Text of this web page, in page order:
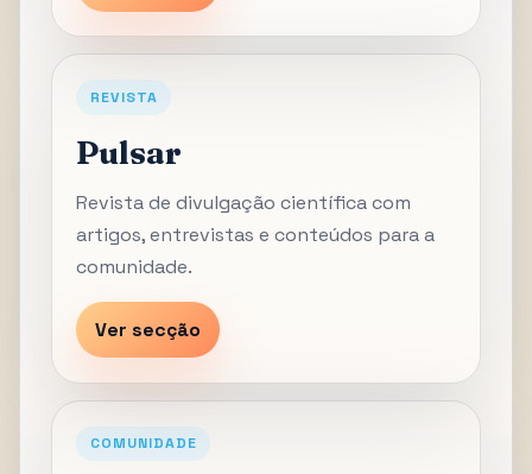
REVISTA
Pulsar
Revista de divulgação científica com
artigos, entrevistas e conteúdos para a
comunidade.
Ver secção
COMUNIDADE